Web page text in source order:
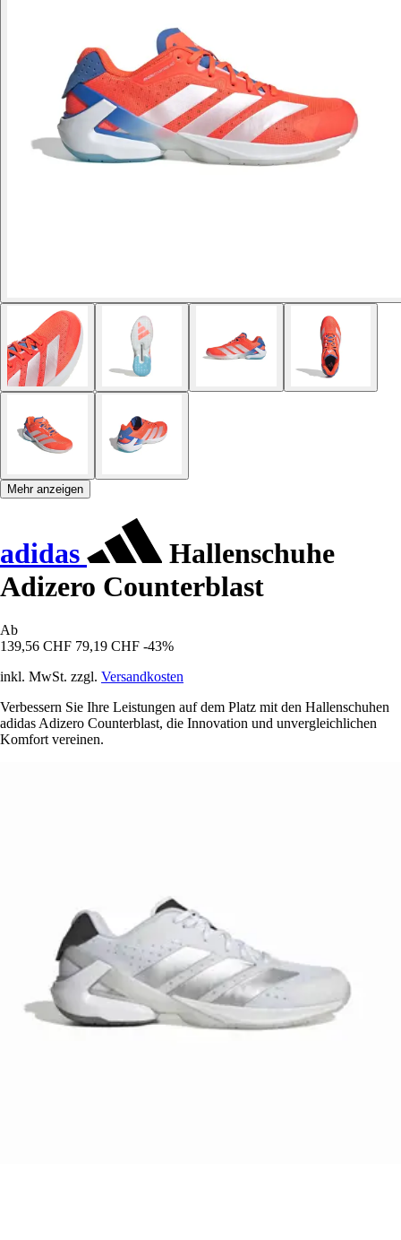
Mehr anzeigen
adidas
Hallenschuhe
Adizero Counterblast
Ab
139,56 CHF 79,19 CHF -43%
inkl. MwSt. zzgl. Versandkosten
Verbessern Sie Ihre Leistungen auf dem Platz mit den Hallenschuhen
adidas Adizero Counterblast, die Innovation und unvergleichlichen
Komfort vereinen.